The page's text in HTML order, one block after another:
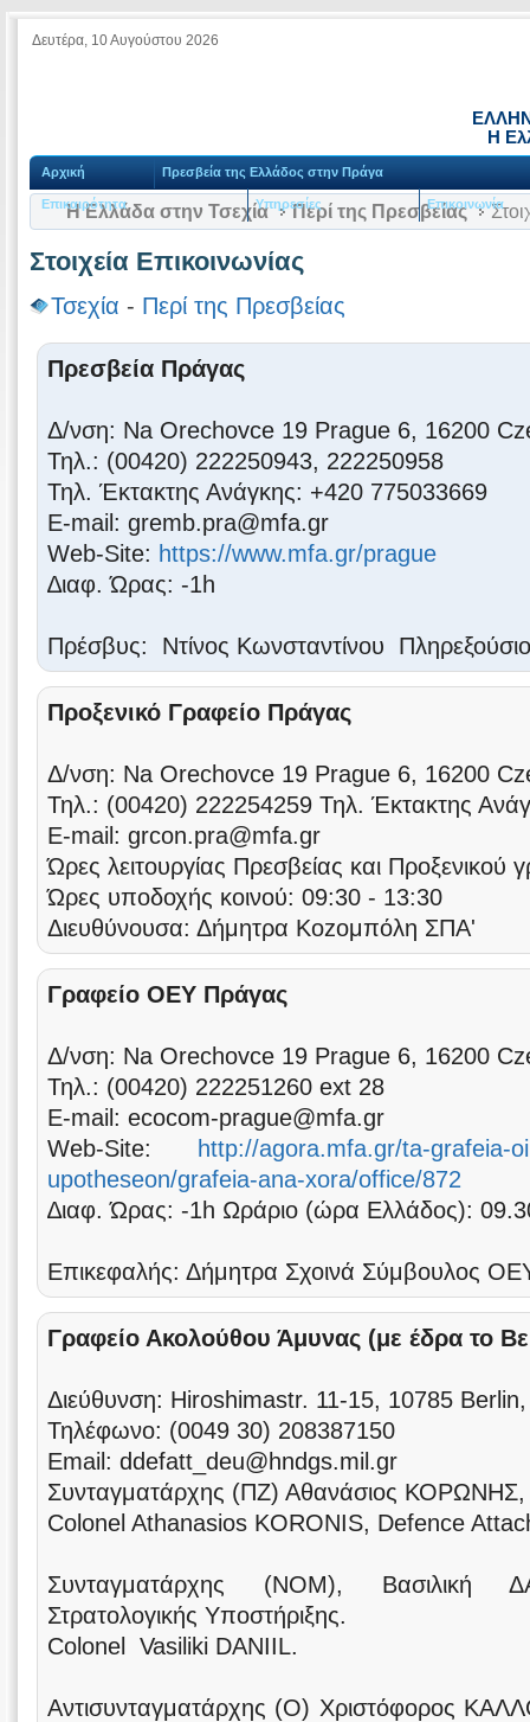
Δευτέρα, 10 Αυγούστου 2026
Η
Αρχική Πρεσβεία της Ελλάδος στην Πράγα
Επικαιρότητα Υπηρεσίες Επικοινωνία
Η Ελλάδα στην Τσεχία Περί της Πρεσβείας
Στοιχεία Επικοινωνίας
Τσεχία - Περί της Πρεσβείας
Πρεσβεία Πράγας
Δ/νση: Na Orechovce 19 Prague 6, 16200
Τηλ.: (00420) 222250943, 222250958
Τηλ. Έκτακτης Ανάγκης: +420 775033669
Ε-mail: gremb.pra@mfa.gr
Web-Site: https://www.mfa.gr/prague
∆ιαφ. Ώρας: -1h
Πρέσβυς: Ντίνος Κωνσταντίνου
Προξενικό Γραφείο Πράγας
Δ/νση: Na Orechovce 19 Prague 6, 16200
Τηλ.: (00420) 222254259 Τηλ. Έκτακτης
Ε-mail: grcon.pra@mfa.gr
Ώρες λειτουργίας Πρεσβείας και
Ώρες υποδοχής κοινού: 09:30 - 13:30
Διευθύνουσα: Δήμητρα Κοzομπόλη ΣΠΑ'
Γραφείο ΟΕΥ Πράγας
Δ/νση: Na Orechovce 19 Prague 6, 16200
Τηλ.: (00420) 222251260 ext 28
Ε-mail: ecocom-prague@mfa.gr
Web-Site:
http://agora.mfa.gr/ta-grafeia-
upotheseon/grafeia-ana-xora/office/872
∆ιαφ. Ώρας: -1h Ωράριο (ώρα Eλλάδος):
Επικεφαλής: Δήμητρα Σχοινά Σύμβουλος
Γραφείο Ακολούθου Άμυνας (με έδρα το
Διεύθυνση: Hiroshimastr. 11-15, 10785
Τηλέφωνο: (0049 30) 208387150
Email: ddefatt_deu@hndgs.mil.gr
Συνταγματάρχης (ΠΖ) Αθανάσιος ΚΟΡΩΝΗΣ,
Colonel Athanasios KORONIS, Defence
Συνταγματάρχης (ΝΟΜ), Βασιλική
Στρατολογικής Υποστήριξης.
Colonel Vasiliki DANIIL.
Αντισυνταγματάρχης (Ο) Χριστόφορος